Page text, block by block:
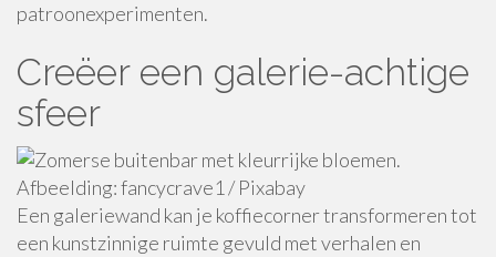
patroonexperimenten.
Creëer een galerie-achtige
sfeer
Afbeelding: fancycrave1 / Pixabay
Een galeriewand kan je koffiecorner transformeren tot
een kunstzinnige ruimte gevuld met verhalen en